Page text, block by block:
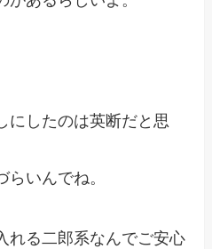
にしたのは英断だと思
いんでね。
れる二郎系なんでご安心